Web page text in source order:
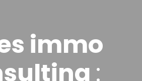
immo
: